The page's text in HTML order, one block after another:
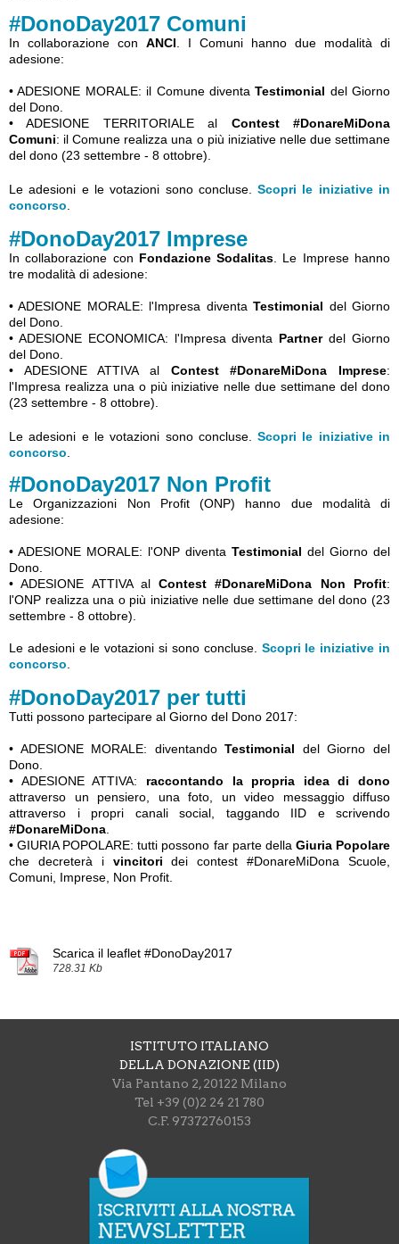
#DonoDay2017 Comuni
In collaborazione con ANCI . I Comuni hanno due modalità di
adesione:
• ADESIONE MORALE: il Comune diventaTestimonial del Giorno
del Dono.
• ADESIONE TERRITORIALE al Contest #DonareMiDona
Comuni: il Comune realizza una o più iniziative nelle due settimane
del dono (23 settembre - 8 ottobre).
Le adesioni e le votazioni sono concluse.Scopri le iniziative in
concorso
#DonoDay2017 Imprese
In collaborazione con Fondazione Sodalitas . Le Imprese hanno
tre modalità di adesione:
• ADESIONE MORALE: l'Impresa diventaTestimonial del Giorno
del Dono.
• ADESIONE ECONOMICA: l'Impresa diventa Partnerdel Giorno
del Dono.
• ADESIONE ATTIVA al Contest #DonareMiDona Imprese:
l'Impresa realizza una o più iniziative nelle due settimane del dono
(23 settembre - 8 ottobre).
Le adesioni e le votazioni sono concluse.
Scopri le iniziative in
concorso
#DonoDay2017 Non Profit
Le Organizzazioni Non Profit (ONP) hanno due modalità di
adesione:
• ADESIONE MORALE: l'ONP diventa Testimonial del Giorno del
Dono.
• ADESIONE ATTIVA alContest #DonareMiDona Non Profit:
l'ONP realizza una o più iniziative nelle due settimane del dono (23
settembre - 8 ottobre).
Le adesioni e le votazioni si sono concluse. Scopri le iniziative in
concorso
#DonoDay2017 per tutti
Tutti possono partecipare al Giorno del Dono 2017:
• ADESIONE MORALE: diventandoTestimonial del Giorno del
Dono.
• ADESIONE ATTIVA: raccontando la propria idea di dono
attraverso un pensiero, una foto, un video messaggio diffuso
attraverso i propri canali social, taggando IID e scrivendo
#DonareMiDona
• GIURIA POPOLARE: tutti possono far parte della Giuria Popolare
che decreterà i vincitori dei contest #DonareMiDona Scuole,
Comuni, Imprese, Non Profit.
Scarica il leaflet #DonoDay2017
728.31 Kb
ISTITUTO ITALIANO
DELLA DONAZIONE (IID)
Via Pantano 2, 20122 Milano
Tel +39 (0)2 24 21 780
C.F. 97372760153